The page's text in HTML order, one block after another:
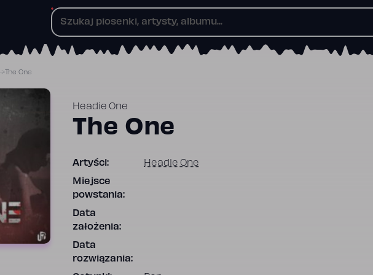
The One
Headie One
The One
Artyści: Headie One
Miejsce
powstania:
Data
założenia:
Data
rozwiązania: